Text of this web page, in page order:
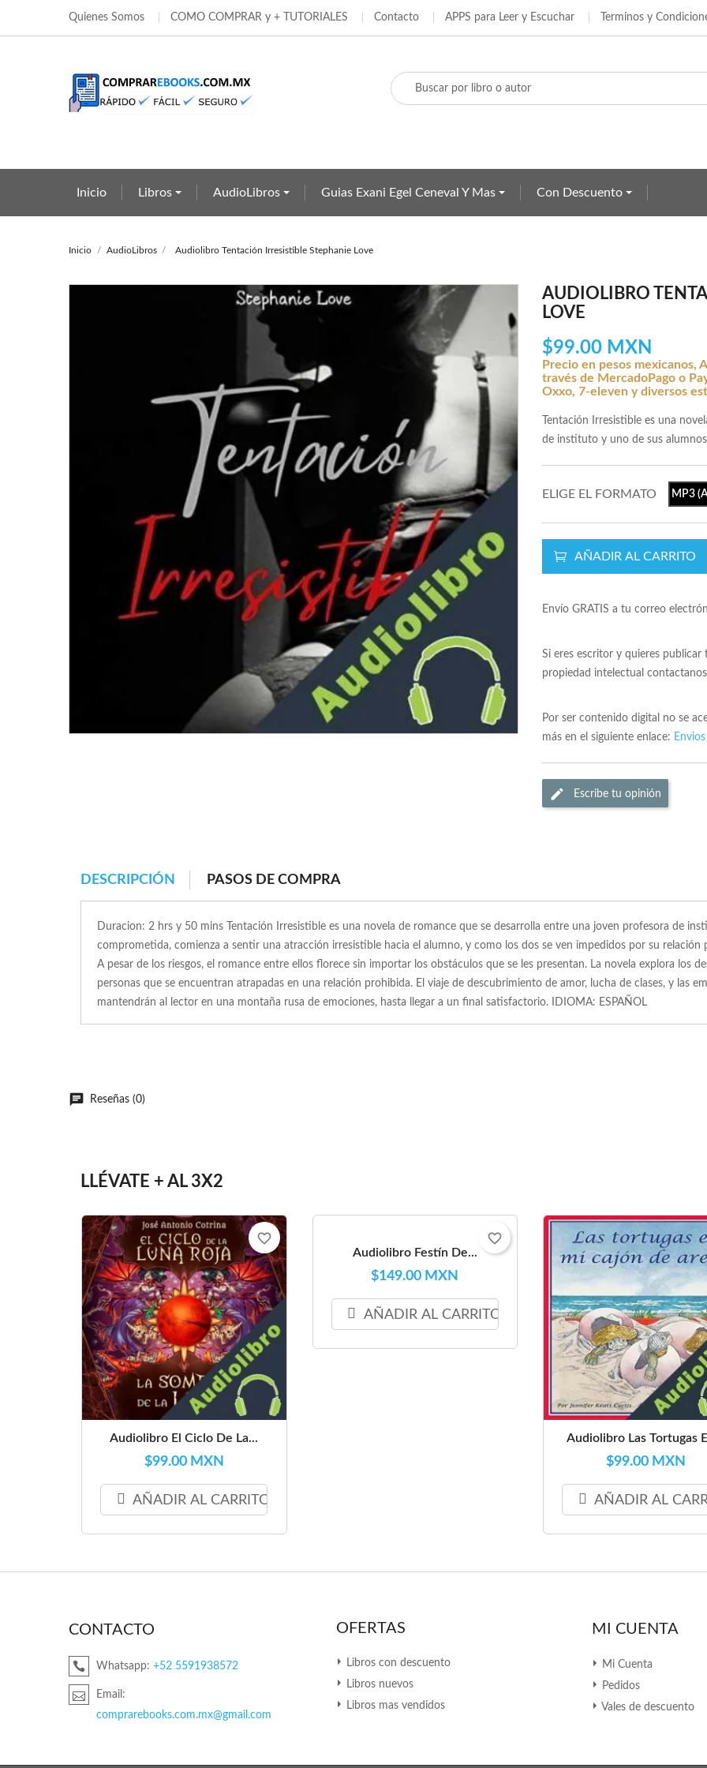
Crear nueva lista
Nombre de la lista de deseos
Debe iniciar sesión para guardar productos en su lista de deseos.
Quienes Somos COMO COMPRAR y + TUTORIALES Contacto APPS para Leer y Escuchar Terminos y
Inicio Libros AudioLibros Guias Exani Egel Ceneval Y Mas Con Descuento
Inicio AudioLibros Audiolibro Tentación Irresistible Stephanie Love
AUDIOLIBRO
LOVE
$99.00 MXN
Precio en pesos mexicanos,
través de MercadoPago o
Oxxo, 7-eleven y diversos
Tentación Irresistible es una
de instituto y uno de sus alumnos
ELIGE EL FORMATO MP3
AÑADIR AL CARRITO
Envío GRATIS a tu correo
Si eres escritor y quieres
propiedad intelectual contactanos
Por ser contenido digital no se
más en el siguiente enlace:
Escribe tu opinión
DESCRIPCIÓN PASOS DE COMPRA
Duracion: 2 hrs y 50 mins Tentación Irresistible es una novela de romance que se desarrolla entre una joven profesora de
comprometida, comienza a sentir una atracción irresistible hacia el alumno, y como los dos se ven impedidos por su relación
A pesar de los riesgos, el romance entre ellos florece sin importar los obstáculos que se les presentan. La novela explora los
personas que se encuentran atrapadas en una relación prohibida. El viaje de descubrimiento de amor, lucha de clases, y las
mantendrán al lector en una montaña rusa de emociones, hasta llegar a un final satisfactorio. IDIOMA: ESPAÑOL
Reseñas (0)
LLÉVATE + AL 3X2
Audiolibro El Ciclo De La...
$99.00 MXN
AÑADIR AL CARRITO
favorite_border
Audiolibro Festín De...
$149.00 MXN
AÑADIR AL CARRITO
favorite_border
Audiolibro Las Tortugas
$99.00 MXN
AÑADIR AL
CONTACTO
Whatsapp: +52 5591938572
Email:
comprarebooks.com.mx@gmail.com
OFERTAS
Libros con descuento
Libros nuevos
Libros mas vendidos
MI CUENTA
Mi Cuenta
Pedidos
Vales de descuento